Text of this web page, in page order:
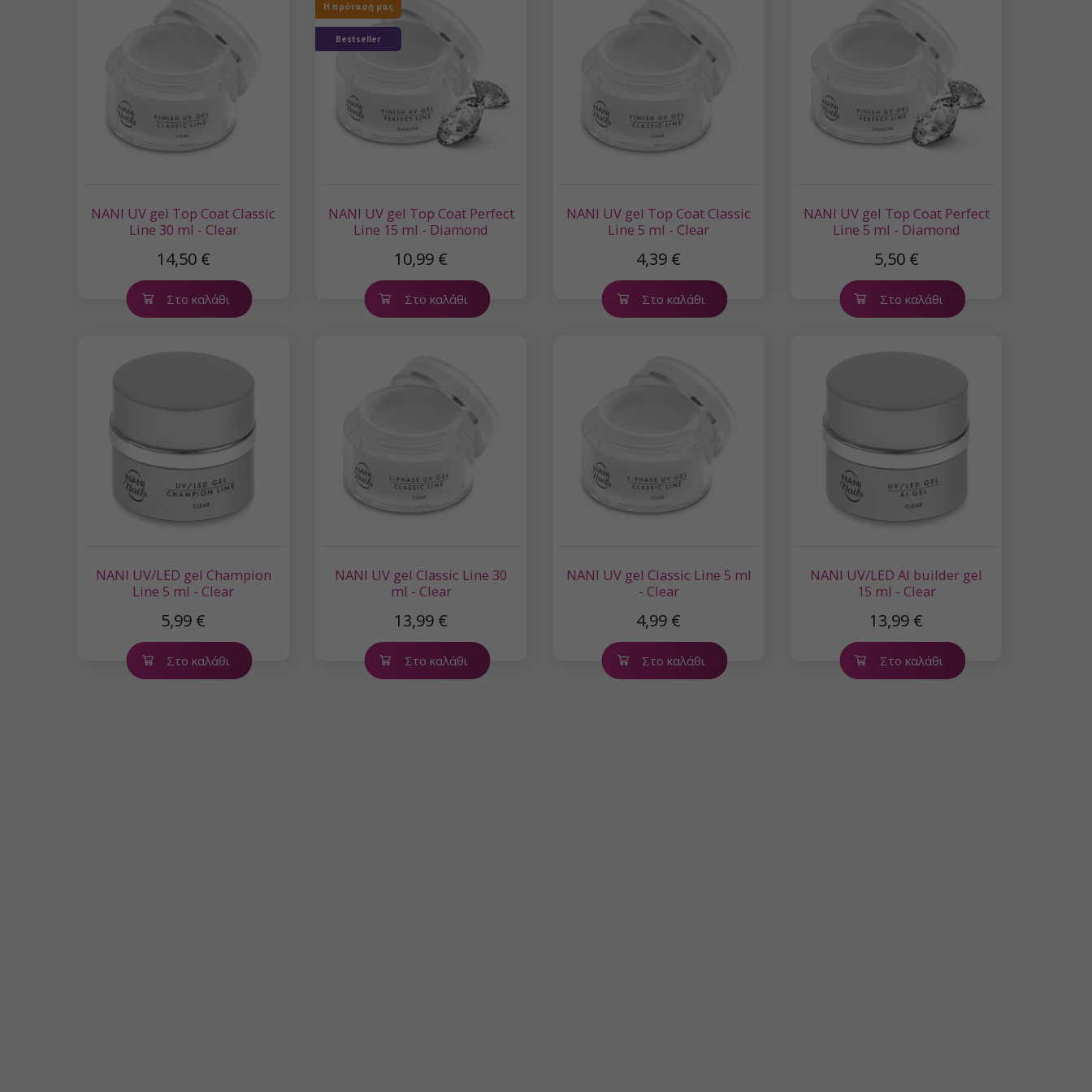
NANI UV gel Top Coat Classic
Line 30 ml - Clear
14,50 €
Στο καλάθι
NANI UV gel Top Coat Perfect
Line 15 ml - Diamond
10,99 €
Η πρότασή μας
Bestseller
Στο καλάθι
NANI UV gel Top Coat Classic
Line 5 ml - Clear
4,39 €
Στο καλάθι
NANI UV gel Top Coat Perfect
Line 5 ml - Diamond
5,50 €
Στο καλάθι
NANI UV/LED gel Champion
Line 5 ml - Clear
5,99 €
Στο καλάθι
NANI UV gel Classic Line 30
ml - Clear
13,99 €
Στο καλάθι
NANI UV gel Classic Line 5 ml
- Clear
4,99 €
Στο καλάθι
NANI UV/LED AI builder gel
15 ml - Clear
13,99 €
Στο καλάθι